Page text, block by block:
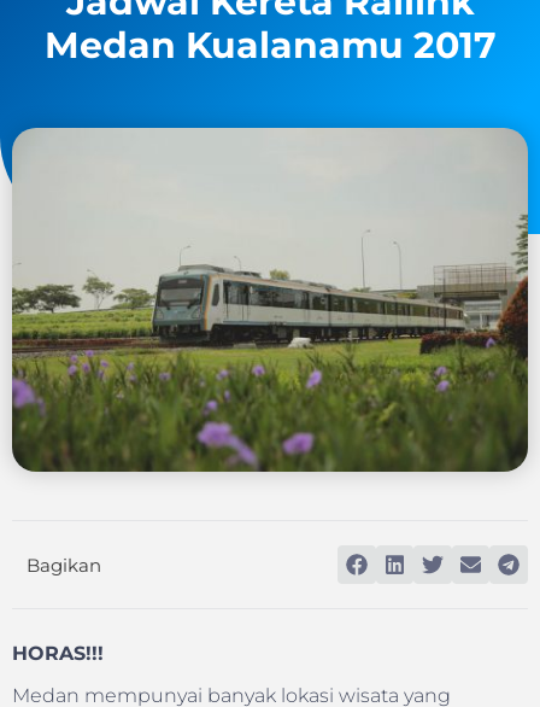
Medan Kualanamu 2017
Bagikan
HORAS!!!
Medan mempunyai banyak lokasi wisata yang